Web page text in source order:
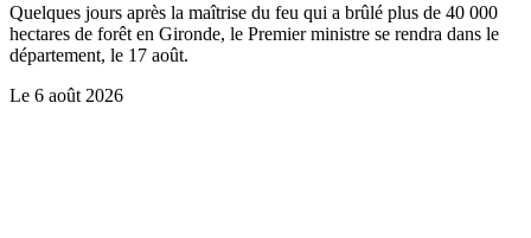
Quelques jours après la maîtrise du feu qui a brûlé plus de 40 000
hectares de forêt en Gironde, le Premier ministre se rendra dans le
département, le 17 août.
Le 6 août 2026